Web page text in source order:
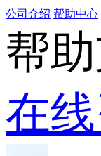
公司介绍 帮助中心
帮
在